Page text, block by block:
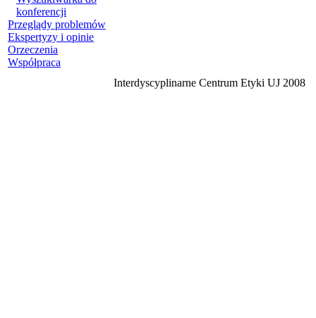
konferencji
Przeglądy problemów
Ekspertyzy i opinie
Orzeczenia
Współpraca
Interdyscyplinarne Centrum Etyki UJ 2008